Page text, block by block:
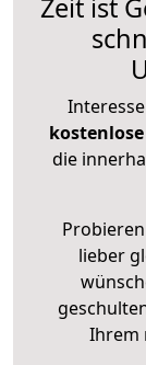
Zeit ist
die
lieber
Ihrem